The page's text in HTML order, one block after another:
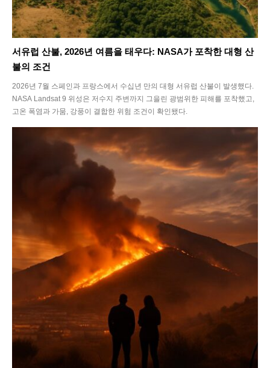
서유럽 산불, 2026년 여름을 태우다: NASA가 포착한 대형 산
불의 조건
2026년 7월 스페인과 프랑스에서 수십년 만의 대형 서유럽 산불이 발생했다.
NASA Landsat 9 위성은 저수지 주변까지 그을린 광범위한 피해를 포착했고,
고온 폭염과 가뭄, 강풍이 결합한 위험 조건이 확인됐다.